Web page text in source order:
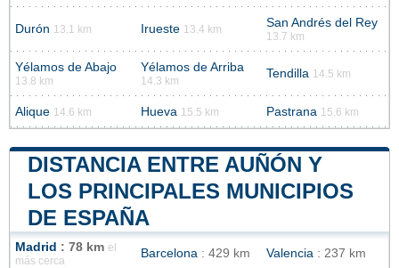
Durón 13.1 km Irueste 13.4 km San Andrés del Rey
13.7 km
Yélamos de Abajo
13.8 km
Yélamos de Arriba
14.3 km
Tendilla 14.5 km
Alique 14.6 km Hueva 15.5 km Pastrana 15.6 km
DISTANCIA ENTRE AUÑÓN Y
LOS PRINCIPALES MUNICIPIOS
DE ESPAÑA
Madrid : 78 km el
más cerca
Barcelona : 429 km Valencia : 237 km